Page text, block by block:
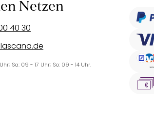
Netzen
40 30
Sa: 09 - 17 Uhr; So: 09 - 14 Uhr.